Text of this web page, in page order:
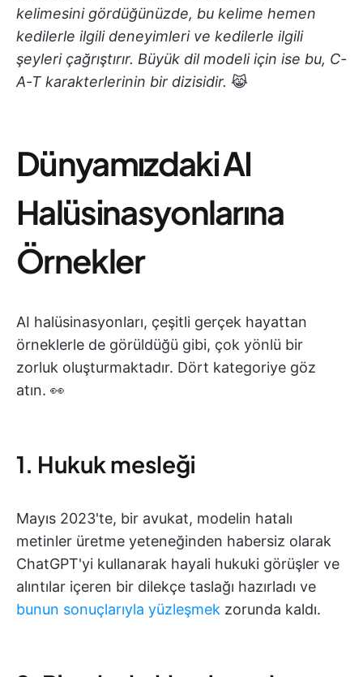
kelimesini gördüğünüzde, bu kelime hemen
kedilerle ilgili deneyimleri ve kedilerle ilgili
şeyleri çağrıştırır. Büyük dil modeli için ise bu, C-
A-T karakterlerinin bir dizisidir. 😹
Dünyamızdaki AI
Halüsinasyonlarına
Örnekler
AI halüsinasyonları, çeşitli gerçek hayattan
örneklerle de görüldüğü gibi, çok yönlü bir
zorluk oluşturmaktadır. Dört kategoriye göz
atın. 👀
1. Hukuk mesleği
Mayıs 2023'te, bir avukat, modelin hatalı
metinler üretme yeteneğinden habersiz olarak
ChatGPT'yi kullanarak hayali hukuki görüşler ve
alıntılar içeren bir dilekçe taslağı hazırladı ve
bunun sonuçlarıyla yüzleşmek zorunda kaldı.